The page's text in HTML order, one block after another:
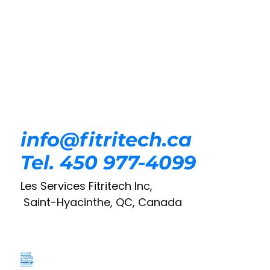
info@fitritech.ca
Tel. 450 977-4099
Les Services Fitritech Inc,
Saint-Hyacinthe, QC, Canada
Accueil
À propos
Boutique
Contact